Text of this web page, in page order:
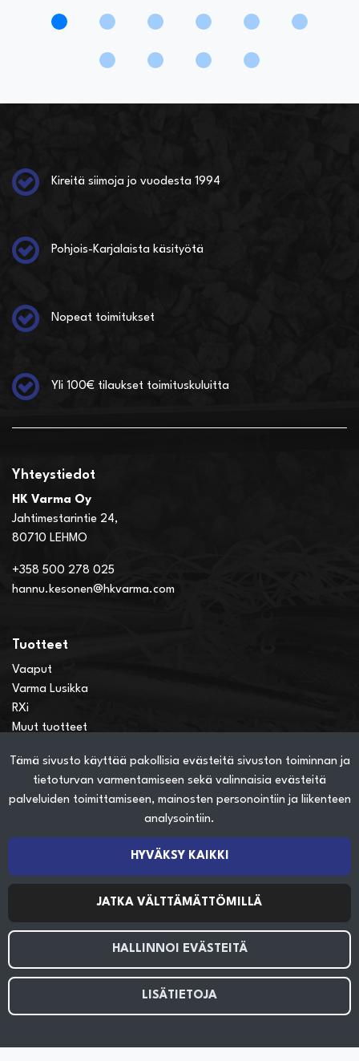
Tämä sivusto käyttää pakollisia evästeitä sivuston toiminnan ja
tietoturvan varmentamiseen sekä valinnaisia evästeitä
palveluiden toimittamiseen, mainosten personointiin ja liikenteen
analysointiin.
HYVÄKSY KAIKKI
JATKA VÄLTTÄMÄTTÖMILLÄ
HALLINNOI EVÄSTEITÄ
LISÄTIETOJA
Kireitä siimoja jo vuodesta 1994
Pohjois-Karjalaista käsityötä
Nopeat toimitukset
Yli 100€ tilaukset toimituskuluitta
Yhteystiedot
HK Varma Oy
Jahtimestarintie 24,
80710 LEHMO
+358 500 278 025
hannu.kesonen@hkvarma.com
Tuotteet
Vaaput
Varma Lusikka
RXi
Muut tuotteet
Verkkokauppainfo
Näin teet ostoksia verkkokaupassa
Tietosuojaseloste
Seuraa sosiaalisessa mediassa